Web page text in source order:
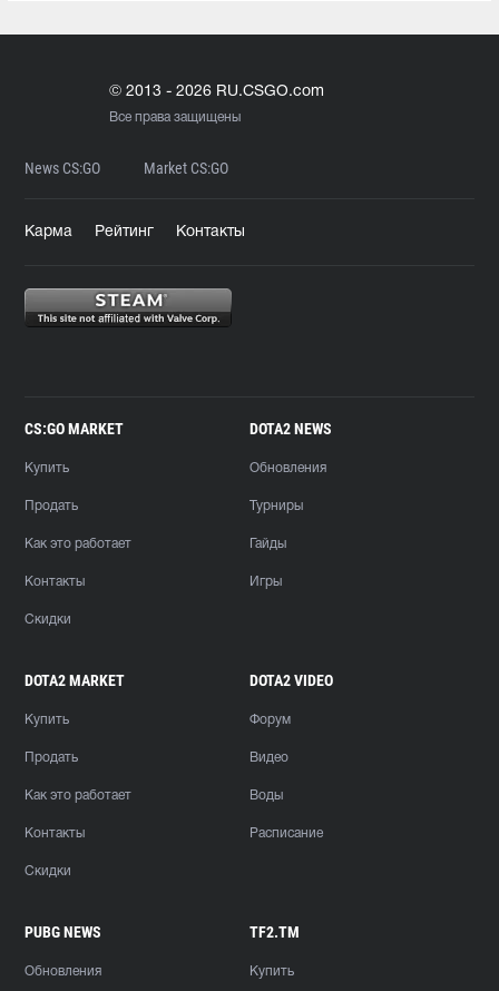
© 2013 - 2026 RU.CSGO.com
Все права защищены
News CS:GO Market CS:GO
Карма Рейтинг Контакты
CS:GO MARKET
Купить
Продать
Как это работает
Контакты
Скидки
DOTA2 NEWS
Обновления
Турниры
Гайды
Игры
DOTA2 MARKET
Купить
Продать
Как это работает
Контакты
Скидки
DOTA2 VIDEO
Форум
Видео
Воды
Расписание
PUBG NEWS
Обновления
TF2.TM
Купить